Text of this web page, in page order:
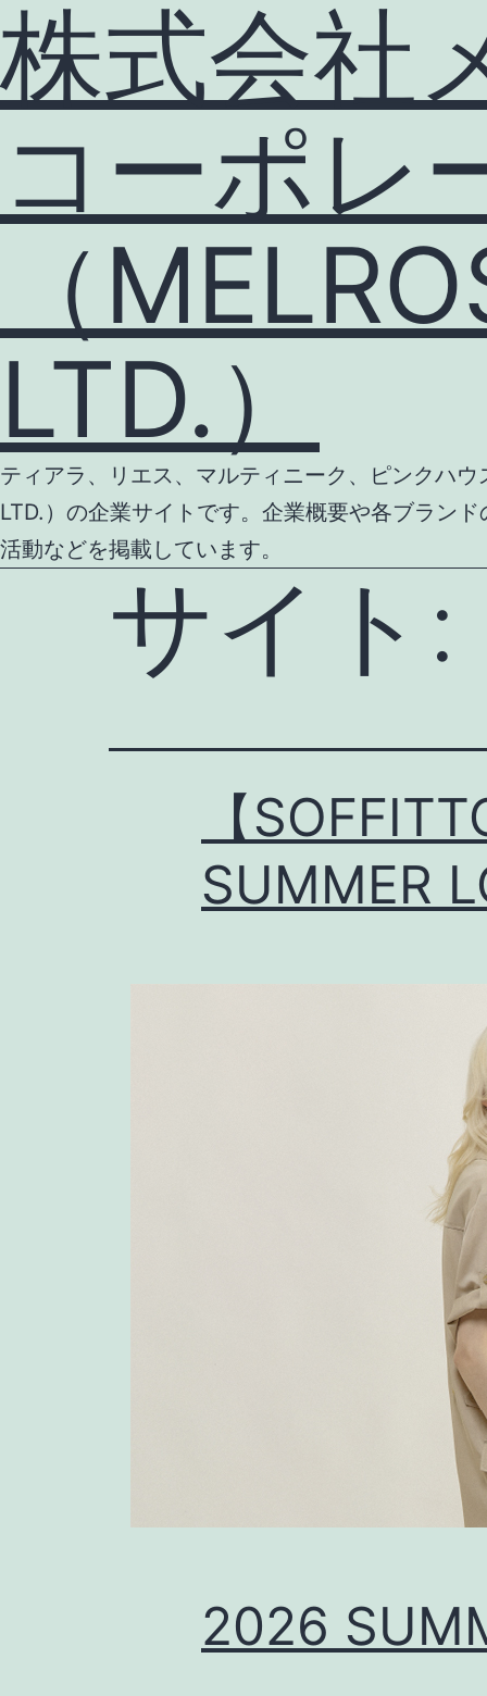
株式会社
コーポレ
（
LTD.）
ティアラ、リエス、マルティニーク、ピンクハ
LTD.）の企業サイトです。企業概要や各ブラン
活動などを掲載しています。
サイト:
【
SUMMER
2026